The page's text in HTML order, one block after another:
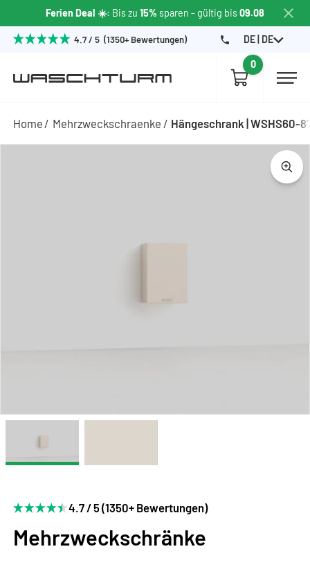
Ferien Deal ☀️: Bis zu 15% sparen - gültig bis09.08
4.7 / 5 (1350+ Bewertungen) DE | DE
0
Home Mehrzweckschraenke Hängeschrank | WSHS60-
4.7 / 5 (1350+ Bewertungen)
Mehrzweckschränke